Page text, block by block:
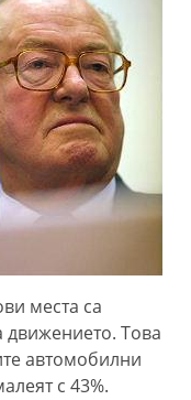
места са
движението. Това
автомобилни
с 43%.